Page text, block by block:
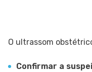
O ultrassom
Confirmar a